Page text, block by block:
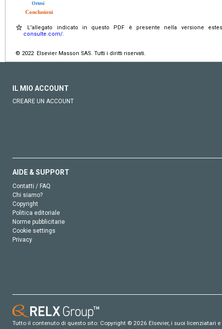
Ortesi
Conclusioni
L'allegato indicato in questo PDF è presente nella versione
consulte.com/.
© 2022 Elsevier Masson SAS. Tutti i diritti riservati.
IL MIO ACCOUNT
CREARE UN ACCOUNT
AIDE & SUPPORT
Contatti / FAQ
Chi siamo?
Copyright
Politica editoriale
Norme pubblicitarie
Cookie settings
Privacy
Tutto il contenuto di questo sito: Copyright © 2026 Elsevier, i suoi